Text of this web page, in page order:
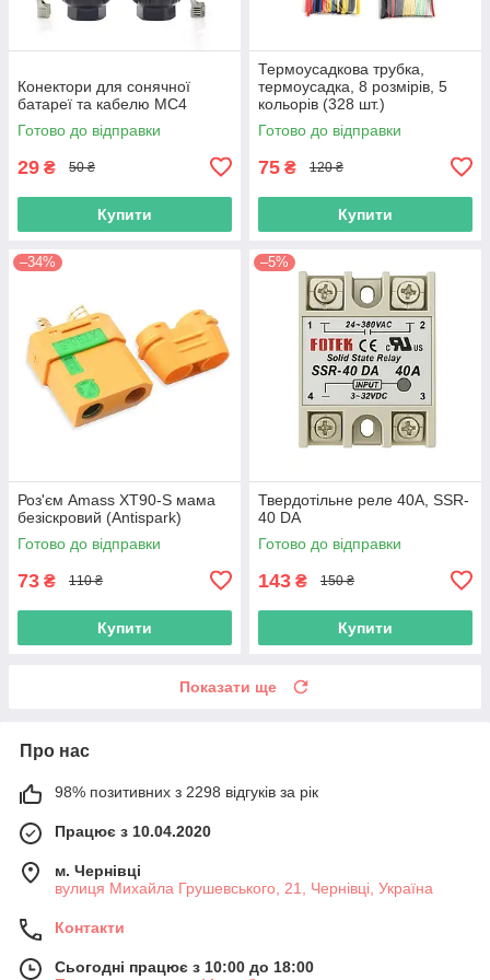
Конектори для сонячної
батареї та кабелю MC4
Готово до відправки
29 ₴ 50 ₴
Купити
Термоусадкова трубка,
термоусадка, 8 розмірів, 5
кольорів (328 шт.)
Готово до відправки
75 ₴ 120 ₴
Купити
–34%
Роз'єм Amass XT90-S мама
безіскровий (Antispark)
Готово до відправки
73 ₴ 110 ₴
Купити
–5%
Твердотільне реле 40А, SSR-
40 DA
Готово до відправки
143 ₴ 150 ₴
Купити
Показати ще
Про нас
98% позитивних з 2298 відгуків за рік
Працює з 10.04.2020
м. Чернівці
вулиця Михайла Грушевського, 21, Чернівці, Україна
Контакти
Сьогодні працює з 10:00 до 18:00